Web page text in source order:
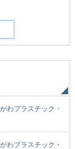
わプラスチック・
わプラスチック・